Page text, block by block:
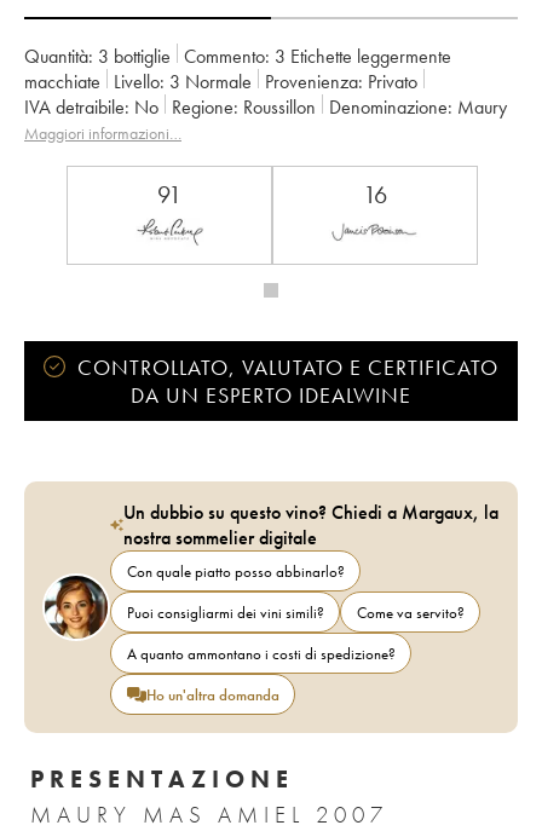
Quantità: 3 bottiglie Commento: 3 Etichette leggermente
macchiate
Livello: 3 Normale Provenienza:
privato
IVA detraibile:
no Regione: Roussillon Denominazione: Maury
Maggiori informazioni…
91 16
CONTROLLATO, VALUTATO E CERTIFICATO
DA UN ESPERTO IDEALWINE
Un dubbio su questo vino? Chiedi a Margaux, la
nostra sommelier digitale
Con quale piatto posso abbinarlo?
Puoi consigliarmi dei vini simili?
Come va servito?
A quanto ammontano i costi di spedizione?
Ho un'altra domanda
PRESENTAZIONE
MAURY MAS AMIEL 2007